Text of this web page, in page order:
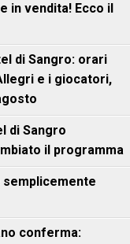
in vendita! Ecco il
di Sangro: orari
e i giocatori,
di Sangro
il programma
semplicemente
conferma: